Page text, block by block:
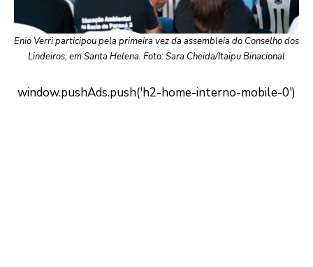
Enio Verri participou pela primeira vez da assembleia do Conselho dos
Lindeiros, em Santa Helena. Foto: Sara Cheida/Itaipu Binacional